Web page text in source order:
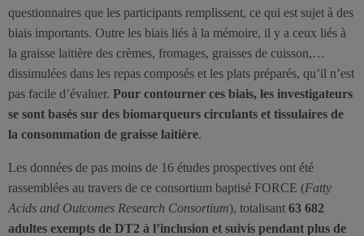
questionnaires que les participants remplissent, ce qui est sujet à des
biais importants. Outre les biais liés à la mémoire, il y a ceux liés à
la graisse laitière des crèmes, fromages, graisses de cuisson,…
dissimulées dans les repas composés et les plats préparés, qu’il n’est
pas facile d’évaluer. Pour contourner ces biais, les investigateurs
se sont basés sur des biomarqueurs circulants et tissulaires de
la consommation de graisse laitière.
Les données de pas moins de 16 études prospectives ont été
rassemblées au travers de ce consortium baptisé FORCE (Fatty
Acids and Outcomes Research Consortium), totalisant 63 682
adultes exempts de DT2 à l’inclusion et suivis pendant plus de